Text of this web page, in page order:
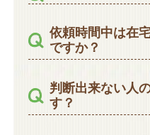
依頼時間中は在
ですか？
判断出来ない人
す？